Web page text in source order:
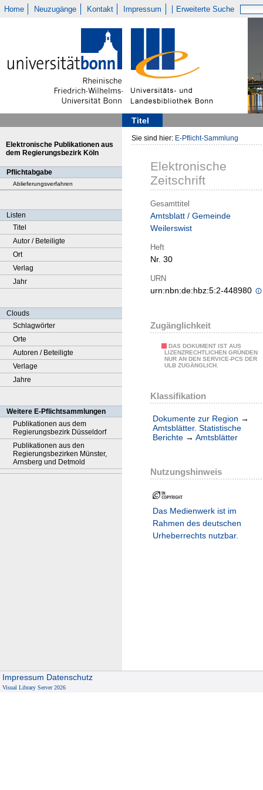
Home Neuzugänge Kontakt Impressum Erweiterte Suche
Titel
Elektronische Publikationen aus
dem Regierungsbezirk Köln
Pflichtabgabe
Ablieferungsverfahren
Listen
Titel
Autor / Beteiligte
Ort
Verlag
Jahr
Clouds
Schlagwörter
Orte
Autoren / Beteiligte
Verlage
Jahre
Weitere E-Pflichtsammlungen
Publikationen aus dem
Regierungsbezirk Düsseldorf
Publikationen aus den
Regierungsbezirken Münster,
Arnsberg und Detmold
Sie sind hier: E-Pflicht-Sammlung
Elektronische
Zeitschrift
Gesamttitel
Amtsblatt / Gemeinde
Weilerswist
Heft
Nr. 30
URN
urn:nbn:de:hbz:5:2-448980
Zugänglichkeit
DAS DOKUMENT IST AUS
LIZENZRECHTLICHEN GRÜNDEN
NUR AN DEN SERVICE-PCS DER
ULB ZUGÄNGLICH.
Klassifikation
Dokumente zur Region →
Amtsblätter. Statistische
Berichte → Amtsblätter
Nutzungshinweis
Das Medienwerk ist im
Rahmen des deutschen
Urheberrechts nutzbar.
Impressum Datenschutz
Visual Library Server 2026